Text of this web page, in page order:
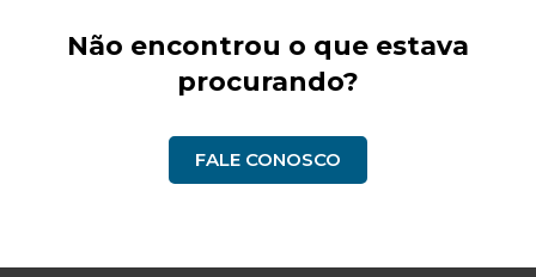
Não encontrou o que estava
procurando?
FALE CONOSCO